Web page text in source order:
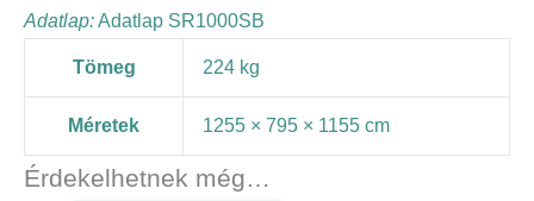
Adatlap:Adatlap SR1000SB
Tömeg 224 kg
Méretek 1255 × 795 × 1155 cm
Érdekelhetnek még…